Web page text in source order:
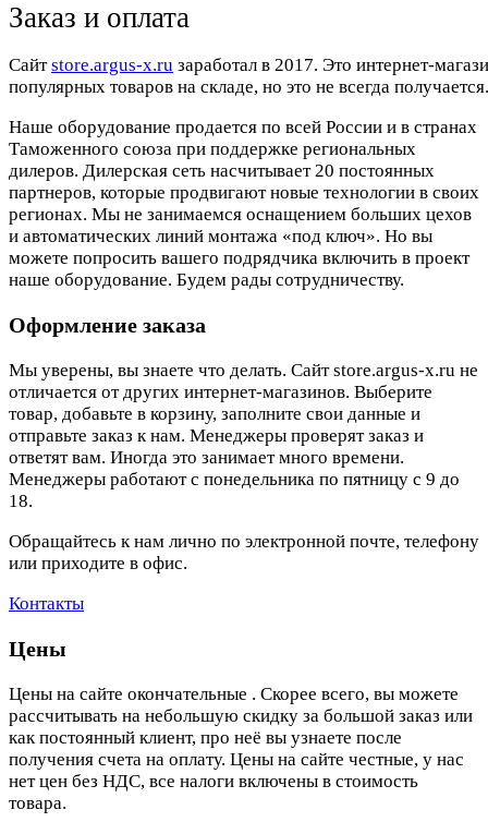
Заказ и оплата
Cайтstore.argus-x.ru заработал в 2017. Это интернет-
популярных товаров на складе, но это не всегда
Наше оборудование продается по всей России и в странах
Таможенного союза при поддержке региональных
дилеров. Дилерская сеть насчитывает 20 постоянных
партнеров, которые продвигают новые технологии в своих
регионах. Мы не занимаемся оснащением больших цехов
и автоматических линий монтажа «под ключ». Но вы
можете попросить вашего подрядчика включить в проект
наше оборудование. Будем рады сотрудничеству.
Оформление заказа
Мы уверены, вы знаете что делать. Сайт store.argus-x.ru не
отличается от других интернет-магазинов. Выберите
товар, добавьте в корзину, заполните свои данные и
отправьте заказ к нам. Менеджеры проверят заказ и
ответят вам. Иногда это занимает много времени.
Менеджеры работают с понедельника по пятницу с 9 до
18.
Обращайтесь к нам лично по электронной почте, телефону
или приходите в офис.
Контакты
Цены
Цены на сайте окончательные . Скорее всего, вы можете
рассчитывать на небольшую скидку за большой заказ или
как постоянный клиент, про неё вы узнаете после
получения счета на оплату. Цены на сайте честные, у нас
нет цен без НДС, все налоги включены в стоимость
товара.